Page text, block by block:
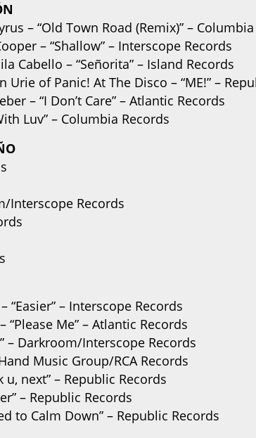
– “Old Town Road (Remix)” –
– “Shallow” – Interscope Records
Cabello – “Señorita” – Island Records
of Panic! At The Disco – “ME!” –
– “I Don’t Care” – Atlantic Records
Luv” – Columbia Records
Interscope Records
“Easier” – Interscope Records
“Please Me” – Atlantic Records
– Darkroom/Interscope Records
Music Group/RCA Records
u, next” – Republic Records
– Republic Records
to Calm Down” – Republic Records